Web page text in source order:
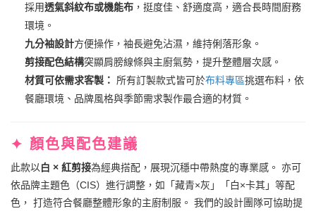
採用透氣斜紋布或機能布 ，挺度佳、舒適度高，適合長時間廚務
環境。
九分袖設計方便操作，袖長避免沾濕，維持俐落形象。
剪接配色結構突顯肩膀線條與主廚氣勢，提升整體層次感。
材質可依需求客製：
所有訂製款式皆可於布料專區挑選布料，依
餐廳環境、品牌風格與季節需求製作最合適的材質。
✦ 顏色與配色建議
此款以白 × 紅剪接為經典搭配，展現沉穩中帶熱度的專業感。 亦可
依品牌主題色（CIS）進行調整，如「藏青×灰」「白×卡其」等配
色， 打造符合餐廳整體形象的主廚制服。 我們的設計團隊可協助提